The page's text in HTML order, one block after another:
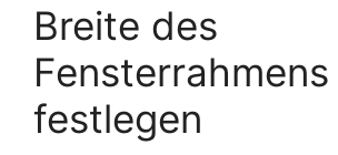
Breite des
Fensterrahmens
festlegen